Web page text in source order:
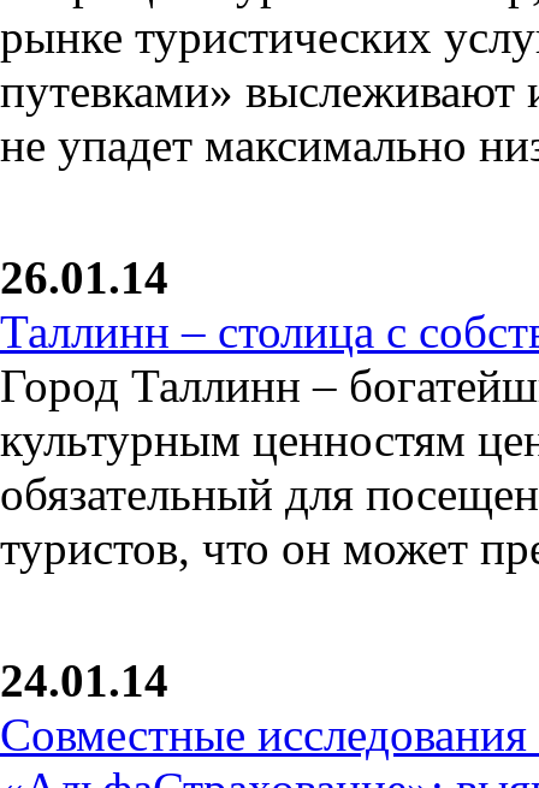
рынке туристических
путевками» выслеживают
не упадет максимально
26.01.14
Таллинн – столица с
Город Таллинн –
культурным ценностям
обязательный для
туристов, что он может
24.01.14
Совместные